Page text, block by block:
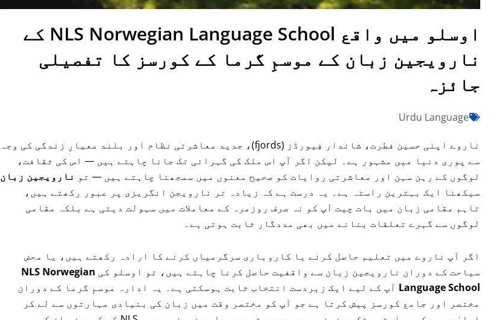
اوسلو میں واقع NLS Norwegian Language School کے
نارویجین زبان کے موسمِ گرما کے کورسز کا تفصیلی
جائزہ
Urdu Language
ناروے اپنی حسین فطرت، شاندار فِیورڈز (fjords)، جدید معاشرتی نظام اور بلند معیارِ زندگی کی وجہ
سے پوری دنیا میں مشہور ہے۔ لیکن اگر آپ اس ملک کی گہرائی تک جانا چاہتے ہیں — اس کی ثقافت،
لوگوں کے رہن سہن اور معاشرتی روایات کو صحیح معنوں میں سمجھنا چاہتے ہیں — تو نارویجین زبان
سیکھنا ایک بہترین راستہ ہے۔ یہ درست ہے کہ زیادہ تر نارویجن انگریزی پر عبور رکھتے ہیں،
تاہم مقامی زبان میں بات چیت آپ کو نہ صرف روزمرہ کے معاملات میں سہولت دیتی ہے بلکہ مقامی
لوگوں سے گہرے تعلقات بنانے میں بھی مددگار ثابت ہوتی ہے۔
اگر آپ ناروے میں تعلیم حاصل کرنے یا کاروباری سرگرمیاں کرنے کا ارادہ رکھتے ہیں، یا محض
سیاحت کے دوران نارویجین زبان سے واقفیت حاصل کرنا چاہتے ہیں، تو اوسلو کی NLS Norwegian
Language School آپ کے لیے ایک زبردست انتخاب ثابت ہوسکتی ہے۔ یہ ادارہ موسمِ گرما کے دوران
مختصر اور جامع کورسز پیش کرتا ہے جو آپ کو مختصر وقت میں زبان کی بنیادی مہارتوں سے لے کر